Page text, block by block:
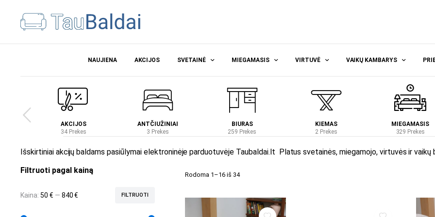
NAUJIENA AKCIJOS SVETAINĖ MIEGAMASIS VIRTUVĖ VAIKŲ KAMBARYS
AKCIJOS
34 Prekes
ANTČIUŽINIAI
3 Prekes
BIURAS
259 Prekes
KIEMAS
2 Prekes
MIEGAMASIS
329 Prekes
Išskirtiniai akcijų baldams pasiūlymai elektroninėje parduotuvėje Taubaldai.lt Platus svetainės, miegamojo, virtuvės ir vaikų
Rodoma 1–16 iš 34
Filtruoti pagal kainą
FILTRUOTI
Kaina: 50 € — 840 €